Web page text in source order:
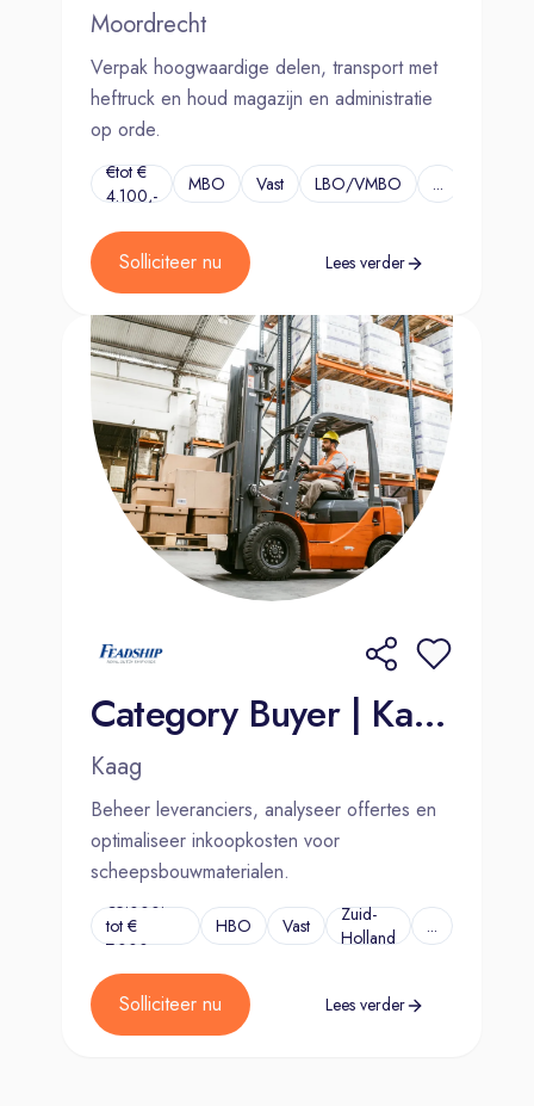
Moordrecht
Verpak hoogwaardige delen, transport met
heftruck en houd magazijn en administratie
op orde.
€tot €
4.100,-
MBO Vast LBO/VMBO ...
Solliciteer nu Lees verder
Category Buyer | Kaag of Amsterdam
Kaag
Beheer leveranciers, analyseer offertes en
optimaliseer inkoopkosten voor
scheepsbouwmaterialen.
€5.000.-
tot €
7.000,-
HBO Vast
Zuid-
Holland
...
Solliciteer nu Lees verder